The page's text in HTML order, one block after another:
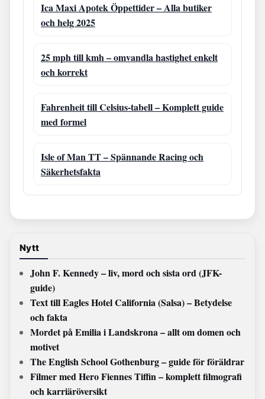
Ica Maxi Apotek Öppettider – Alla butiker
och helg 2025
25 mph till kmh – omvandla hastighet enkelt
och korrekt
Fahrenheit till Celsius-tabell – Komplett guide
med formel
Isle of Man TT – Spännande Racing och
Säkerhetsfakta
Nytt
John F. Kennedy – liv, mord och sista ord (JFK-
guide)
Text till Eagles Hotel California (Salsa) – Betydelse
och fakta
Mordet på Emilia i Landskrona – allt om domen och
motivet
The English School Gothenburg – guide för föräldrar
Filmer med Hero Fiennes Tiffin – komplett filmografi
och karriäröversikt